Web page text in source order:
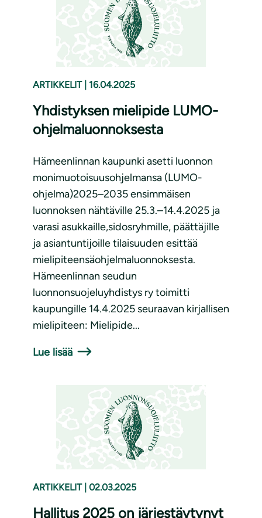
ARTIKKELIT 16.04.2025
Yhdistyksen mielipide LUMO-
ohjelmaluonnoksesta
Hämeenlinnan kaupunki asetti luonnon
monimuotoisuusohjelmansa (LUMO-
ohjelma)2025–2035 ensimmäisen
luonnoksen nähtäville 25.3.–14.4.2025 ja
varasi asukkaille,sidosryhmille, päättäjille
ja asiantuntijoille tilaisuuden esittää
mielipiteensäohjelmaluonnoksesta.
Hämeenlinnan seudun
luonnonsuojeluyhdistys ry toimitti
kaupungille 14.4.2025 seuraavan kirjallisen
mielipiteen: Mielipide...
Lue lisää
ARTIKKELIT 02.03.2025
Hallitus 2025 on järjestäytynyt